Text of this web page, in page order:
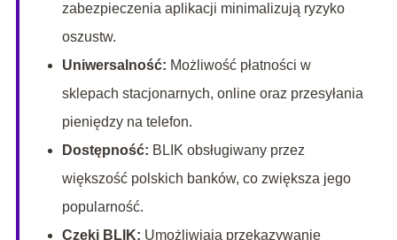
zabezpieczenia aplikacji minimalizują ryzyko
oszustw.
Uniwersalność: Możliwość płatności w
sklepach stacjonarnych, online oraz przesyłania
pieniędzy na telefon.
Dostępność: BLIK obsługiwany przez
większość polskich banków, co zwiększa jego
popularność.
Czeki BLIK: Umożliwiają przekazywanie